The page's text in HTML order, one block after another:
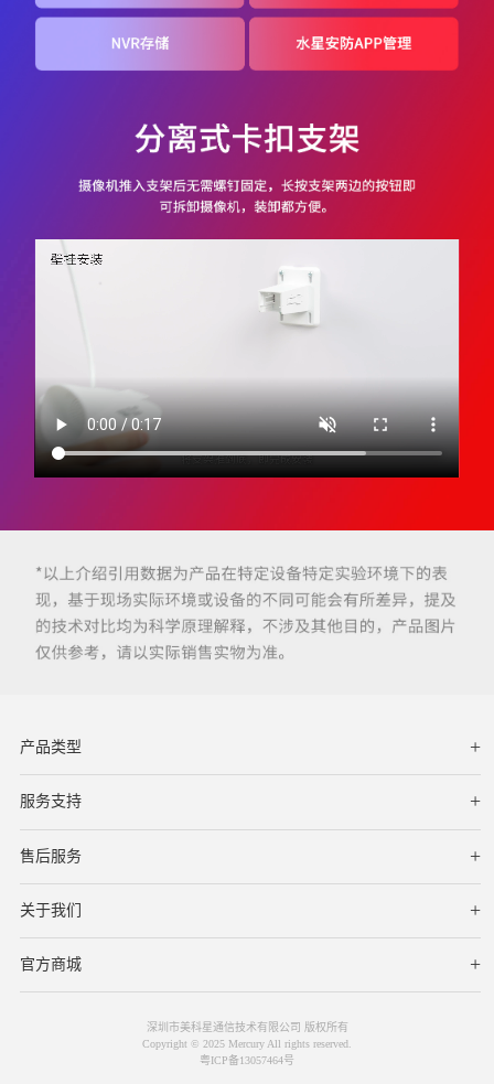
产品类型
服务支持
下载中心
文档与指南
视频教程
售后服务
服务网点
保修条款
关于我们
公司简介
联系我们
在线客服
官方商城
深圳市美科星通信技术有限公司 版权所有
Copyright © 2025 Mercury All rights reserved.
粤ICP备13057464号